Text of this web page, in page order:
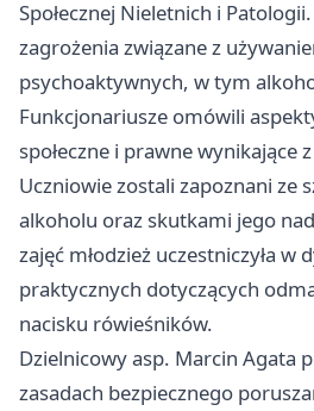
Społecznej Nieletnich i
zagrożenia związane z
psychoaktywnych, w tym
Funkcjonariusze omówili
społeczne i prawne wynikające
Uczniowie zostali zapoznani ze
alkoholu oraz skutkami jego
zajęć młodzież uczestniczyła w
praktycznych dotyczących
nacisku rówieśników.
Dzielnicowy asp. Marcin Agata
zasadach bezpiecznego